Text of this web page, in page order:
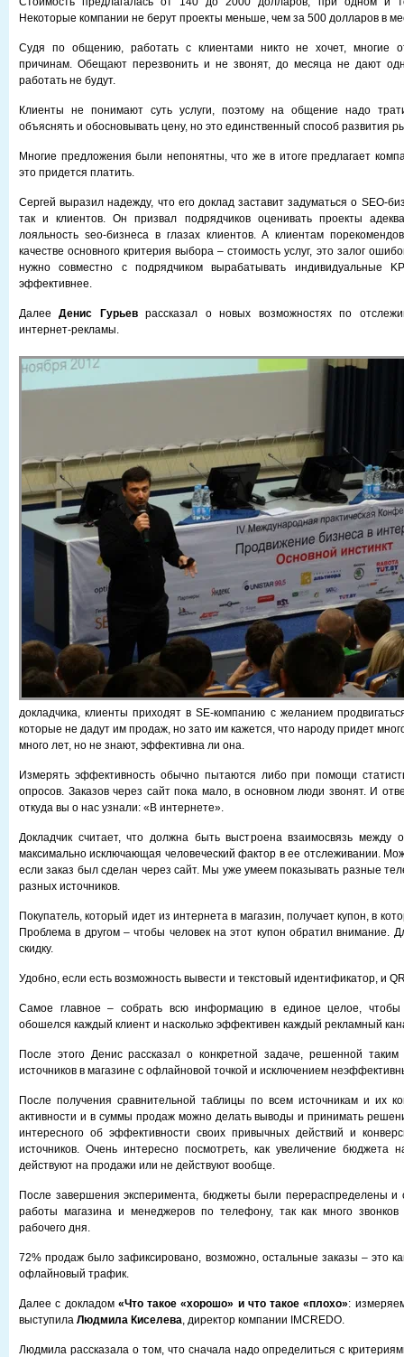
Некоторые компании не берут проекты меньше, чем за 500 долларов в
Судя по общению, работать с клиентами никто не хочет, многие
причинам. Обещают перезвонить и не звонят, до месяца не дают
работать не будут.
Клиенты не понимают суть услуги, поэтому на общение надо
объяснять и обосновывать цену, но это единственный способ развития
Многие предложения были непонятны, что же в итоге предлагает
это придется платить.
Сергей выразил надежду, что его доклад заставит задуматься о SEO-
так и клиентов. Он призвал подрядчиков оценивать проекты
лояльность seo-бизнеса в глазах клиентов. А клиентам
качестве основного критерия выбора – стоимость услуг, это залог
нужно совместно с подрядчиком вырабатывать индивидуальные
эффективнее.
ДалееДенис Гурьеврассказал о новых возможностях по
интернет-рекламы.
докладчика, клиенты приходят в SE-компанию с желанием
которые не дадут им продаж, но зато им кажется, что народу придет
много лет, но не знают, эффективна ли она.
Измерять эффективность обычно пытаются либо при помощи
опросов. Заказов через сайт пока мало, в основном люди звонят. И
откуда вы о нас узнали: «В интернете».
Докладчик считает, что должна быть выстроена взаимосвязь
максимально исключающая человеческий фактор в ее отслеживании.
если заказ был сделан через сайт. Мы уже умеем показывать разные
разных источников.
Покупатель, который идет из интернета в магазин, получает купон, в
Проблема в другом – чтобы человек на этот купон обратил внимание.
скидку.
Удобно, если есть возможность вывести и текстовый идентификатор, и
Самое главное – собрать всю информацию в единое целое, чтобы
обошелся каждый клиент и насколько эффективен каждый рекламный
После этого Денис рассказал о конкретной задаче, решенной
источников в магазине с офлайновой точкой и исключением
После получения сравнительной таблицы по всем источникам и их
активности и в суммы продаж можно делать выводы и принимать
интересного об эффективности своих привычных действий и
источников. Очень интересно посмотреть, как увеличение бюджета
действуют на продажи или не действуют вообще.
После завершения эксперимента, бюджеты были перераспределены и
работы магазина и менеджеров по телефону, так как много
рабочего дня.
72% продаж было зафиксировано, возможно, остальные заказы – это
офлайновый трафик.
Далее с докладом «Что такое «хорошо» и что такое «плохо»:
выступила Людмила Киселева, директор компании IMCREDO.
Людмила рассказала о том, что сначала надо определиться с